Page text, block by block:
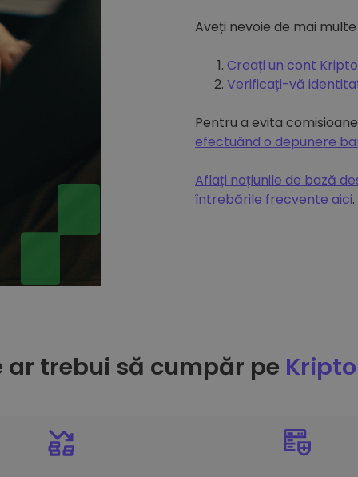
Aveți nevoie de mai
Creați un cont
Verificați-vă
Pentru a evita
efectuând o depunere
Aflați noțiunile de bază
întrebările frecvente aici.
ar trebui să cumpăr pe